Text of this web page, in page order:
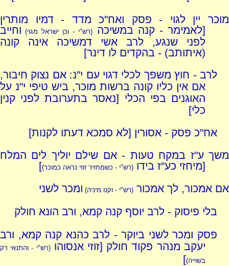
מוכר יין לגוי - פסק ואח"כ מדד - דמיו מותרין
[לאמימר - קנה במשיכה(רש"י - וכן ישראל מגוי) וחייב
לפני שנגע, לרב אשי דמשיכה אינה קונה
(איתותב) - בהקדים לו דינר]
לרב - חוץ משפך לכלי דגוי עם י"נ: אם נצוק חיבור,
אם אין כליו קונה ברשות מוכר, ביש טיפי י"נ על
האוגנים בפי הכלי [נאסר בתערובת לפני קנין
כלי]
אח"כ פסק - אסורין [לא סמכא דעתו לקנות]
משך ע"ז במקח טעות - אם שילם יוליך לים המלח
[מיחזי כע"ז בידו(רש"י - כשמחזיר זוזי נראה כמוכר)]
אם אמכור, לך אמכור (רש"י - וקנו מיניה) ומכר לשני
בלי פיסוק - לרב יוסף קנה קמא, ורב הונא חולק
פסק ומכר לשני ביוקר - לרב כהנא קנה קמא, ורב
יעקב מנהר פקוד חולק [זוזי אנסוהו(רש"י - והתנאי רק
בשוייה)]